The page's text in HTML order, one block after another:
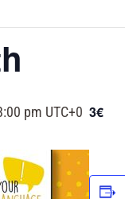
pm UTC+0 3€